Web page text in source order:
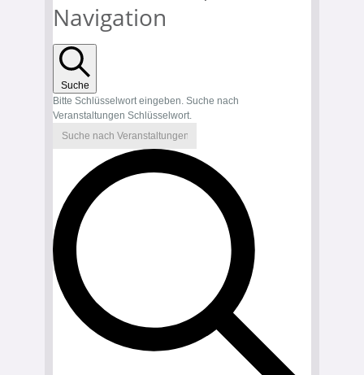
Navigation
Suche
Bitte Schlüsselwort eingeben. Suche nach
Veranstaltungen Schlüsselwort.